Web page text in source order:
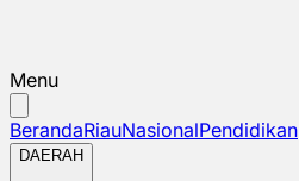
Menu
BerandaRiauNasionalPendidikan
DAERAH